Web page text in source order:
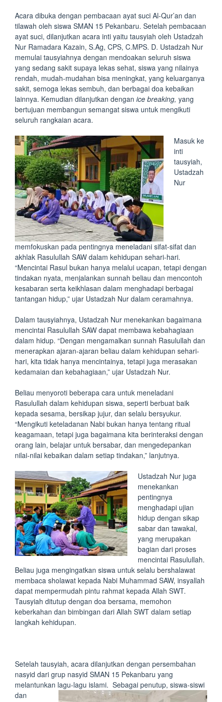
Acara dibuka dengan pembacaan ayat suci Al-Qur’an dan
tilawah oleh siswa SMAN 15 Pekanbaru. Setelah pembacaan
ayat suci, dilanjutkan acara inti yaitu tausyiah oleh Ustadzah
Nur Ramadara Kazain, S.Ag, CPS, C.MPS. D. Ustadzah Nur
memulai tausyiahnya dengan mendoakan seluruh siswa
yang sedang sakit supaya lekas sehat, siswa yang nilainya
rendah, mudah-mudahan bisa meningkat, yang keluarganya
sakit, semoga lekas sembuh, dan berbagai doa kebaikan
lainnya. Kemudian dilanjutkan dengan ice breaking, yang
bertujuan membangun semangat siswa untuk mengikuti
seluruh rangkaian acara.
Masuk ke
inti
tausyiah,
Ustadzah
Nur
memfokuskan pada pentingnya meneladani sifat-sifat dan
akhlak Rasulullah SAW dalam kehidupan sehari-hari.
“Mencintai Rasul bukan hanya melalui ucapan, tetapi dengan
tindakan nyata, menjalankan sunnah beliau dan mencontoh
kesabaran serta keikhlasan dalam menghadapi berbagai
tantangan hidup,” ujar Ustadzah Nur dalam ceramahnya.
Dalam tausyiahnya, Ustadzah Nur menekankan bagaimana
mencintai Rasulullah SAW dapat membawa kebahagiaan
dalam hidup. “Dengan mengamalkan sunnah Rasulullah dan
menerapkan ajaran-ajaran beliau dalam kehidupan sehari-
hari, kita tidak hanya mencintainya, tetapi juga merasakan
kedamaian dan kebahagiaan,” ujar Ustadzah Nur.
Beliau menyoroti beberapa cara untuk meneladani
Rasulullah dalam kehidupan siswa, seperti berbuat baik
kepada sesama, bersikap jujur, dan selalu bersyukur.
“Mengikuti keteladanan Nabi bukan hanya tentang ritual
keagamaan, tetapi juga bagaimana kita berinteraksi dengan
orang lain, belajar untuk bersabar, dan mengedepankan
nilai-nilai kebaikan dalam setiap tindakan,” lanjutnya.
Ustadzah Nur juga
menekankan
pentingnya
menghadapi ujian
hidup dengan sikap
sabar dan tawakal,
yang merupakan
bagian dari proses
mencintai Rasulullah.
Beliau juga mengingatkan siswa untuk selalu bershalawat
membaca sholawat kepada Nabi Muhammad SAW, insyallah
dapat mempermudah pintu rahmat kepada Allah SWT.
Tausyiah ditutup dengan doa bersama, memohon
keberkahan dan bimbingan dari Allah SWT dalam setiap
langkah kehidupan.
Setelah tausyiah, acara dilanjutkan dengan persembahan
nasyid dari grup nasyid SMAN 15 Pekanbaru yang
melantunkan lagu-lagu islami. Sebagai penutup, siswa-siswi
dan